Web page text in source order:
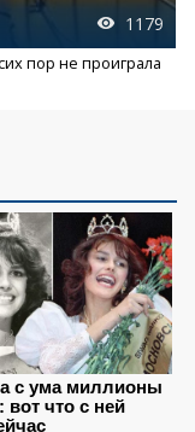
1179
пор не проиграла